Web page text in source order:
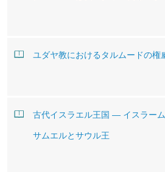
ユダヤ教におけるタルムードの権
古代イスラエル王国 ― イスラー
サムエルとサウル王